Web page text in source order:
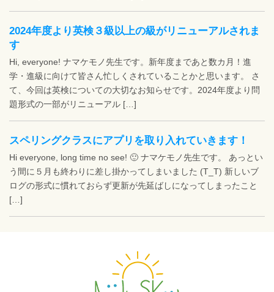
2024年度より英検３級以上の級がリニューアルされま
す
Hi, everyone! ナマケモノ先生です。新年度まであと数カ月！進
学・進級に向けて皆さん忙しくされていることかと思います。 さ
て、今回は英検についての大切なお知らせです。2024年度より問
題形式の一部がリニューアル […]
スペリングクラスにアプリを取り入れていきます！
Hi everyone, long time no see! 🙂 ナマケモノ先生です。 あっとい
う間に５月も終わりに差し掛かってしまいました (T_T) 新しいブ
ログの形式に慣れておらず更新が先延ばしになってしまったこと
[…]